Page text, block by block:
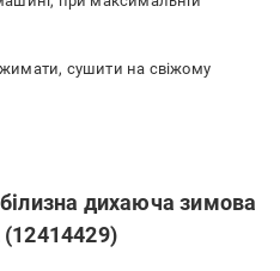
сушити на свіжому
дихаюча зимова